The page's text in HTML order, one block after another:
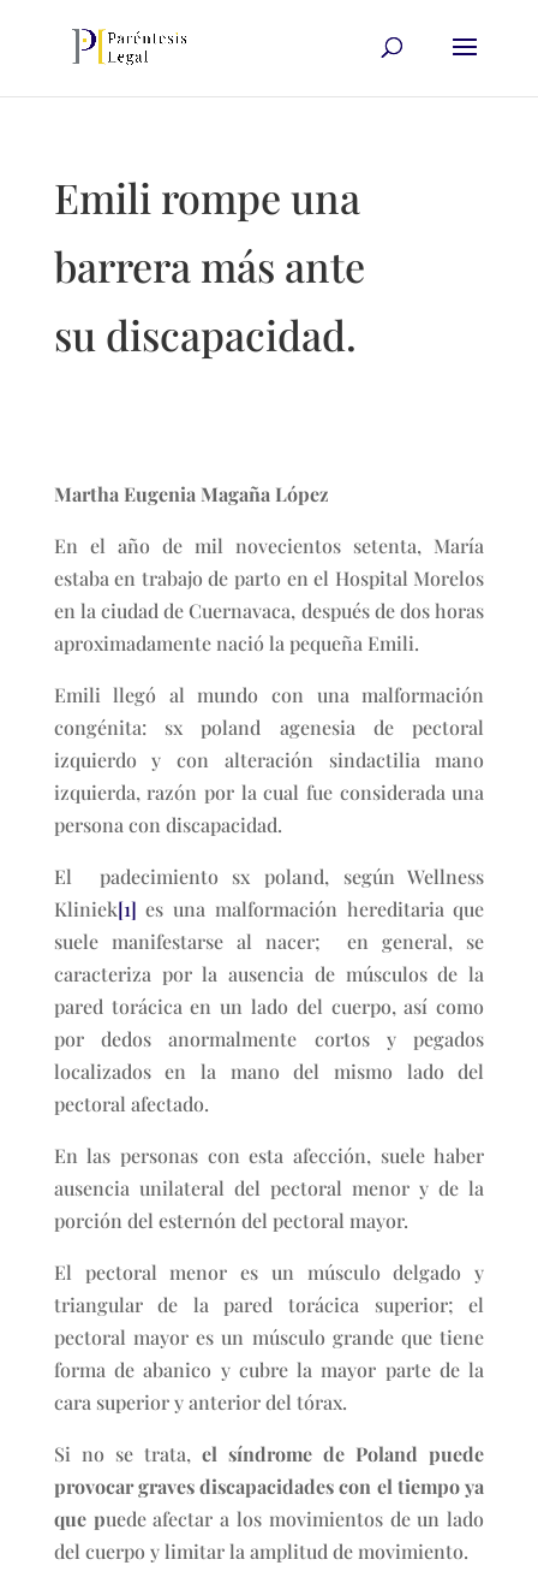
Emili rompe una
barrera más ante
su discapacidad.
Martha Eugenia Magaña López
En el año de mil novecientos setenta, María
estaba en trabajo de parto en el Hospital Morelos
en la ciudad de Cuernavaca, después de dos horas
aproximadamente nació la pequeña Emili.
Emili llegó al mundo con una malformación
congénita: sx poland agenesia de pectoral
izquierdo y con alteración sindactilia mano
izquierda, razón por la cual fue considerada una
persona con discapacidad.
El padecimiento sx poland, según Wellness
Kliniek[1] es una malformación hereditaria que
suele manifestarse al nacer; en general, se
caracteriza por la ausencia de músculos de la
pared torácica en un lado del cuerpo, así como
por dedos anormalmente cortos y pegados
localizados en la mano del mismo lado del
pectoral afectado.
En las personas con esta afección, suele haber
ausencia unilateral del pectoral menor y de la
porción del esternón del pectoral mayor.
El pectoral menor es un músculo delgado y
triangular de la pared torácica superior; el
pectoral mayor es un músculo grande que tiene
forma de abanico y cubre la mayor parte de la
cara superior y anterior del tórax.
Si no se trata, el síndrome de Poland puede
provocar graves discapacidades con el tiempo ya
que puede afectar a los movimientos de un lado
del cuerpo y limitar la amplitud de movimiento.